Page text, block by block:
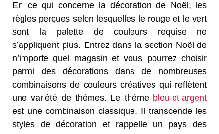
En ce qui concerne la décoration de Noël, les
règles perçues selon lesquelles le rouge et le vert
sont la palette de couleurs requise ne
s’appliquent plus. Entrez dans la section Noël de
n’importe quel magasin et vous pourrez choisir
parmi des décorations dans de nombreuses
combinaisons de couleurs créatives qui reflètent
une variété de thèmes. Le thème bleu et argent
est une combinaison classique. Il transcende les
styles de décoration et rappelle un pays des